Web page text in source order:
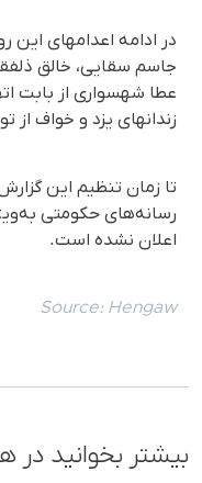
در ادامە اعدامهای این
جاسم سقایی، خالق
عطا شهسواری از بابت
زندانهای یزد و خواف
تا زمان تنظیم این
رسانه‌های حکومتی
اعلان نشده است.
Source: Hengaw
بیشتر بخوانید در